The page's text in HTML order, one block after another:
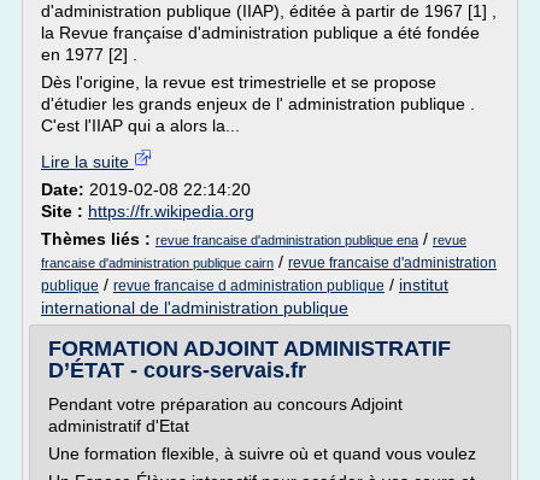
d'administration publique (IIAP), éditée à partir de 1967 [1] ,
la Revue française d'administration publique a été fondée
en 1977 [2] .
Dès l'origine, la revue est trimestrielle et se propose
d'étudier les grands enjeux de l' administration publique .
C'est l'IIAP qui a alors la...
Lire la suite
Date: 2019-02-08 22:14:20
Site : https://fr.wikipedia.org
Thèmes liés : revue francaise d'administration publique ena / revue
francaise d'administration publique cairn / revue francaise d'administration
publique / revue francaise d administration publique / institut
international de l'administration publique
FORMATION ADJOINT ADMINISTRATIF
D’ÉTAT - cours-servais.fr
Pendant votre préparation au concours Adjoint
administratif d'Etat
Une formation flexible, à suivre où et quand vous voulez